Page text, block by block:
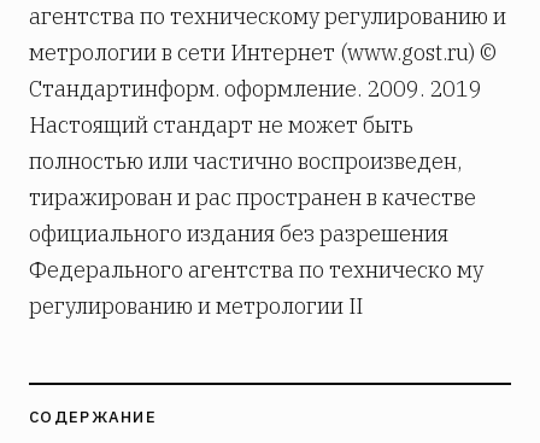
агентства по техническому регулированию и
метрологии в сети Интернет (www.gost.ru) ©
Стандартинформ. оформление. 2009. 2019
Настоящий стандарт не может быть
полностью или частично воспроизведен,
тиражирован и рас­ пространен в качестве
официального издания без разрешения
Федерального агентства по техническо­ му
регулированию и метрологии II
СОДЕРЖАНИЕ